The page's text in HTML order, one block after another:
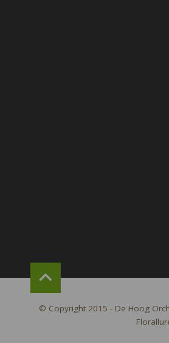
© Copyright 2015 - De Hoog